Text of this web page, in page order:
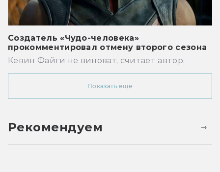
Создатель «Чудо-человека»
прокомментировал отмену второго сезона
Кевин Файги не виноват, считает автор.
Показать ещё
Рекомендуем